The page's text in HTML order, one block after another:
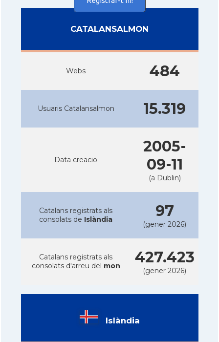
CATALANSALMON
Webs 484
Usuaris Catalansalmon 15.319
Data creacio
2005-
09-11
(a Dublin)
Catalans registrats als
consolats de Islàndia 97
(gener 2026)
Catalans registrats als
consolats d'arreu del mon 427.423
(gener 2026)
Islàndia